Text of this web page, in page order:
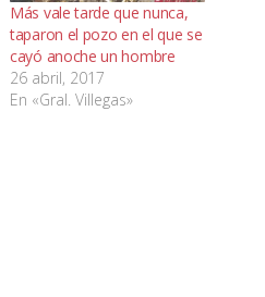
Más vale tarde que nunca,
taparon el pozo en el que se
cayó anoche un hombre
26 abril, 2017
En «Gral. Villegas»